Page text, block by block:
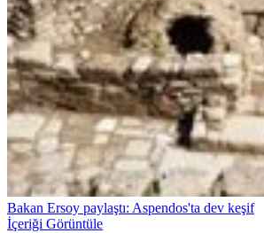
Bakan Ersoy paylaştı: Aspendos'ta dev keşif
İçeriği Görüntüle